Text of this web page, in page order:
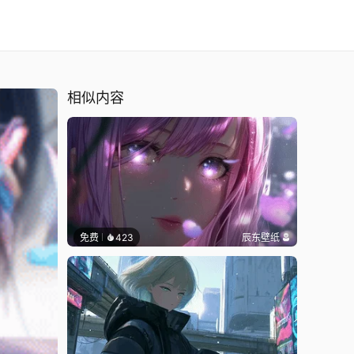
相似内容
免费 423 辰东壁纸